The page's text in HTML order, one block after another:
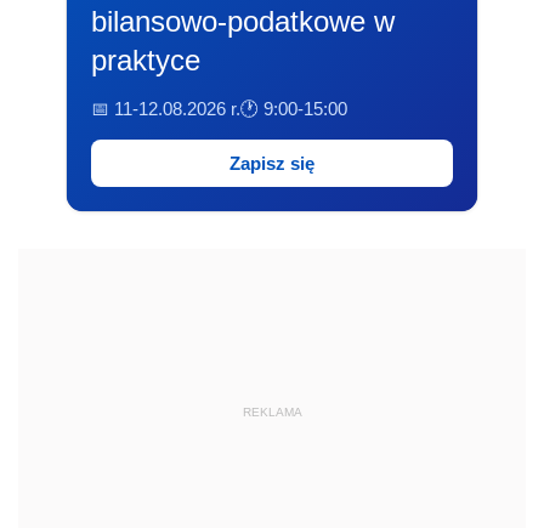
bilansowo-podatkowe w
praktyce
📅 11-12.08.2026 r.🕐 9:00-15:00
Zapisz się
REKLAMA